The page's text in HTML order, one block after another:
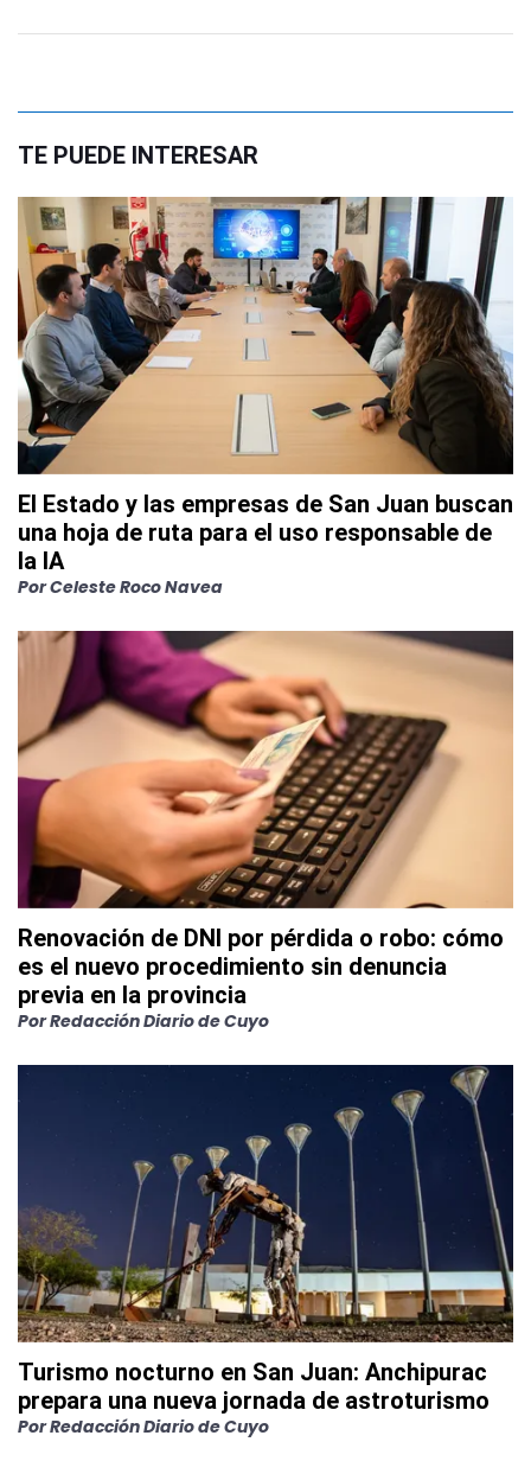
TE PUEDE INTERESAR
El Estado y las empresas de San Juan buscan
una hoja de ruta para el uso responsable de
la IA
PorCeleste Roco Navea
Renovación de DNI por pérdida o robo: cómo
es el nuevo procedimiento sin denuncia
previa en la provincia
PorRedacción Diario de Cuyo
Turismo nocturno en San Juan: Anchipurac
prepara una nueva jornada de astroturismo
PorRedacción Diario de Cuyo